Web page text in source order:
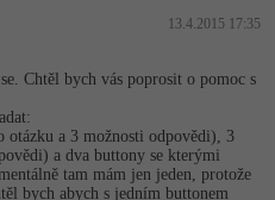
13.4.2015 17:35
Chtěl bych vás poprosit o pomoc s
otázku a 3 možnosti odpovědi), 3
a dva buttony se kterými
tam mám jen jeden, protože
bych abych s jedním buttonem